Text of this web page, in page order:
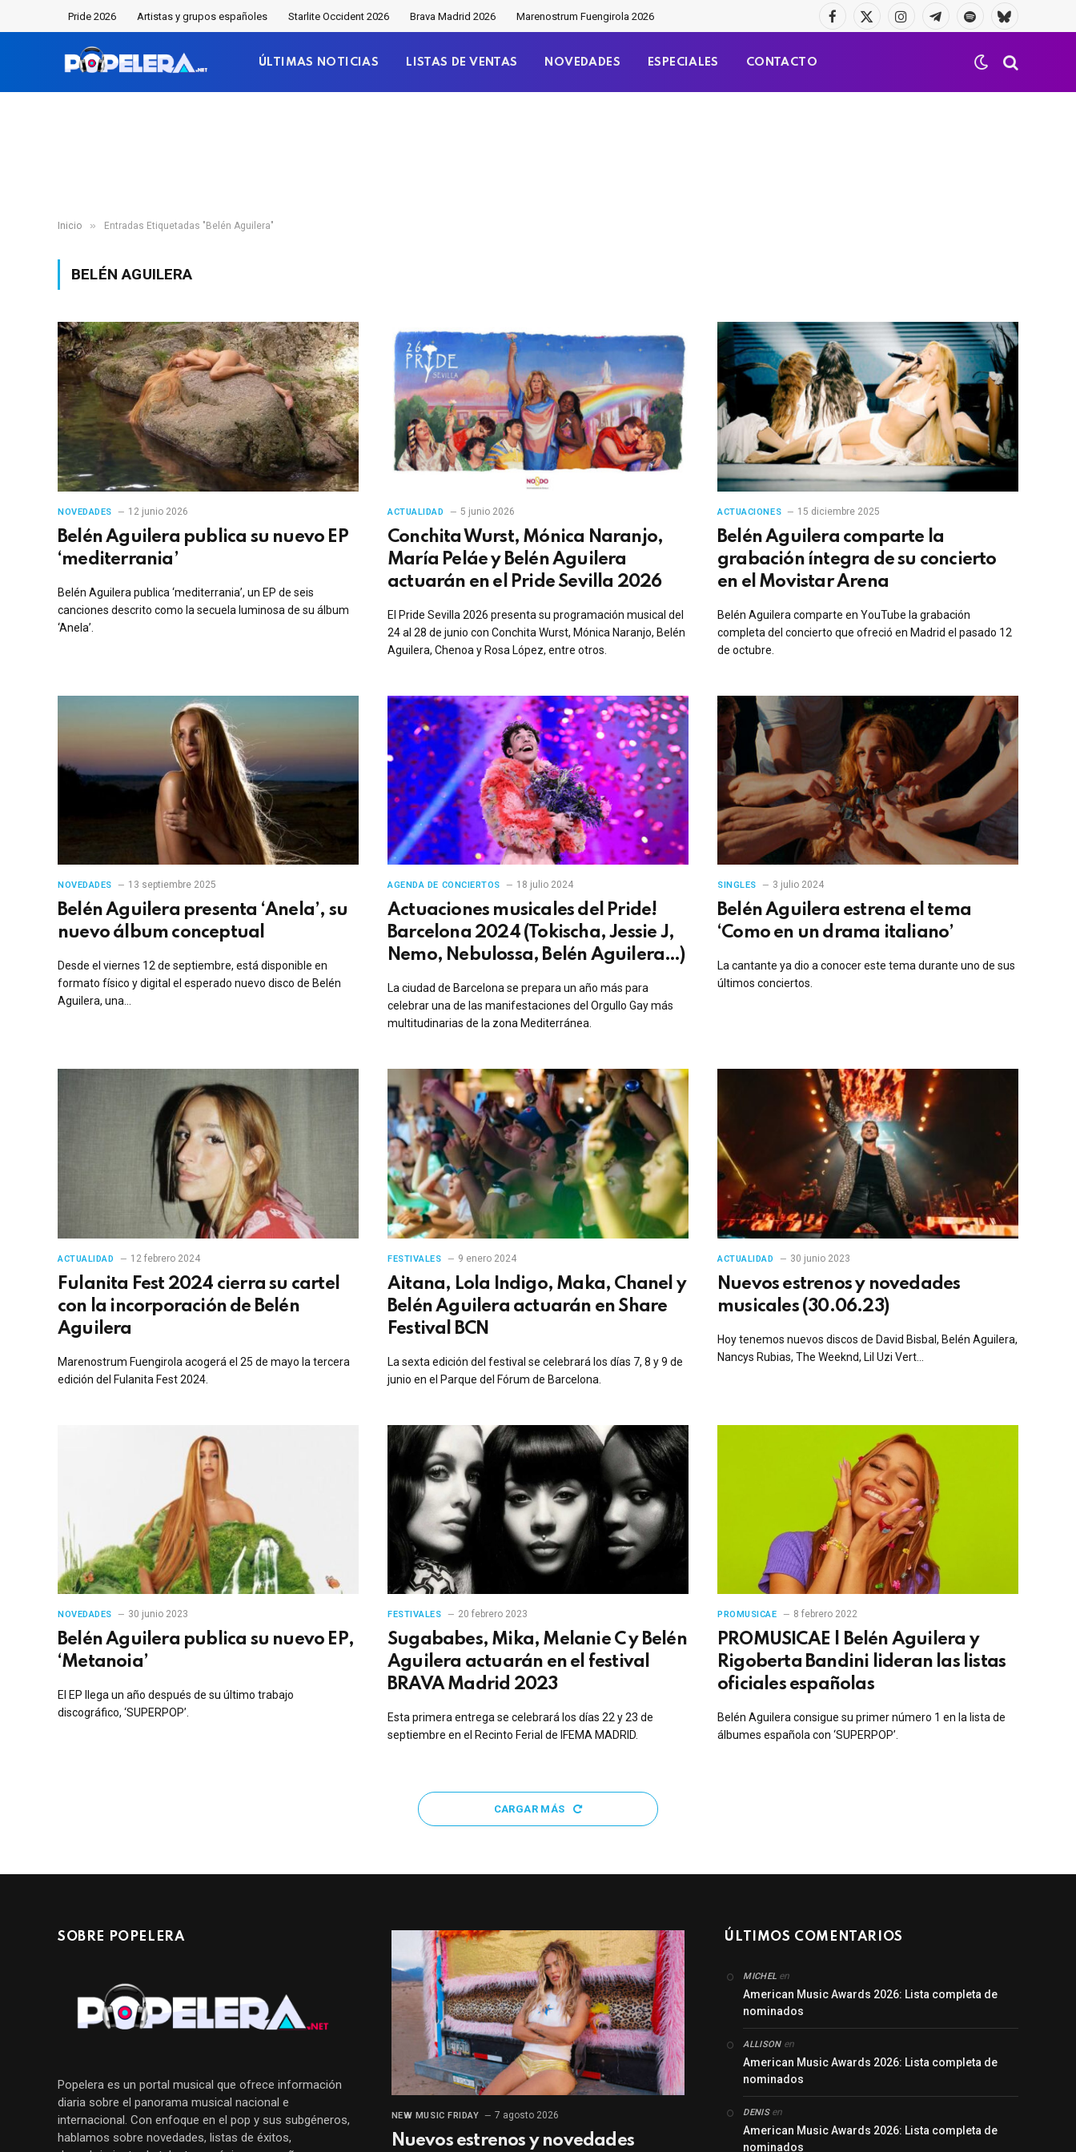
Pride 2026 Artistas y grupos españoles Starlite Occident 2026 Brava Madrid 2026 Marenostrum Fuengirola 2026
Facebook
X
InstagramTelegramaSpotifyBluesky
ÚLTIMAS NOTICIAS LISTAS DE VENTAS NOVEDADES ESPECIALES CONTACTO
Inicio » Entradas Etiquetadas "Belén Aguilera"
BELÉN AGUILERA
NOVEDADES 12 junio 2026
Belén Aguilera publica su nuevo EP
‘mediterrania’
Belén Aguilera publica ‘mediterrania’, un EP de seis
canciones descrito como la secuela luminosa de su álbum
‘Anela’.
ACTUALIDAD 5 junio 2026
Conchita Wurst, Mónica Naranjo,
María Peláe y Belén Aguilera
actuarán en el Pride Sevilla 2026
El Pride Sevilla 2026 presenta su programación musical del
24 al 28 de junio con Conchita Wurst, Mónica Naranjo, Belén
Aguilera, Chenoa y Rosa López, entre otros.
ACTUACIONES 15 diciembre 2025
Belén Aguilera comparte la
grabación íntegra de su concierto
en el Movistar Arena
Belén Aguilera comparte en YouTube la grabación
completa del concierto que ofreció en Madrid el pasado 12
de octubre.
NOVEDADES 13 septiembre 2025
Belén Aguilera presenta ‘Anela’, su
nuevo álbum conceptual
Desde el viernes 12 de septiembre, está disponible en
formato físico y digital el esperado nuevo disco de Belén
Aguilera, una…
AGENDA DE CONCIERTOS 18 julio 2024
Actuaciones musicales del Pride!
Barcelona 2024 (Tokischa, Jessie J,
Nemo, Nebulossa, Belén Aguilera…)
La ciudad de Barcelona se prepara un año más para
celebrar una de las manifestaciones del Orgullo Gay más
multitudinarias de la zona Mediterránea.
SINGLES 3 julio 2024
Belén Aguilera estrena el tema
‘Como en un drama italiano’
La cantante ya dio a conocer este tema durante uno de sus
últimos conciertos.
ACTUALIDAD 12 febrero 2024
Fulanita Fest 2024 cierra su cartel
con la incorporación de Belén
Aguilera
Marenostrum Fuengirola acogerá el 25 de mayo la tercera
edición del Fulanita Fest 2024.
FESTIVALES 9 enero 2024
Aitana, Lola Indigo, Maka, Chanel y
Belén Aguilera actuarán en Share
Festival BCN
La sexta edición del festival se celebrará los días 7, 8 y 9 de
junio en el Parque del Fórum de Barcelona.
ACTUALIDAD 30 junio 2023
Nuevos estrenos y novedades
musicales (30.06.23)
Hoy tenemos nuevos discos de David Bisbal, Belén Aguilera,
Nancys Rubias, The Weeknd, Lil Uzi Vert…
NOVEDADES 30 junio 2023
Belén Aguilera publica su nuevo EP,
‘Metanoia’
El EP llega un año después de su último trabajo
discográfico, ‘SUPERPOP’.
FESTIVALES 20 febrero 2023
Sugababes, Mika, Melanie C y Belén
Aguilera actuarán en el festival
BRAVA Madrid 2023
Esta primera entrega se celebrará los días 22 y 23 de
septiembre en el Recinto Ferial de IFEMA MADRID.
PROMUSICAE 8 febrero 2022
PROMUSICAE | Belén Aguilera y
Rigoberta Bandini lideran las listas
oficiales españolas
Belén Aguilera consigue su primer número 1 en la lista de
álbumes española con ‘SUPERPOP’.
CARGAR MÁS
SOBRE POPELERA
Popelera es un portal musical que ofrece información
diaria sobre el panorama musical nacional e
internacional. Con enfoque en el pop y sus subgéneros,
hablamos sobre novedades, listas de éxitos,
NEW MUSIC FRIDAY 7 agosto 2026
Nuevos estrenos y novedades
ÚLTIMOS COMENTARIOS
MICHEL en
American Music Awards 2026: Lista completa de
nominados
ALLISONen
American Music Awards 2026: Lista completa de
nominados
DENISen
American Music Awards 2026: Lista completa de
nominados